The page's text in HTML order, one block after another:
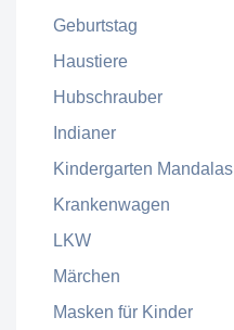
Geburtstag
Haustiere
Hubschrauber
Indianer
Kindergarten Mandalas
Krankenwagen
LKW
Märchen
Masken für Kinder